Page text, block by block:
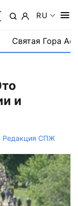
RU
Святая Гора
и
Редакция СПЖ